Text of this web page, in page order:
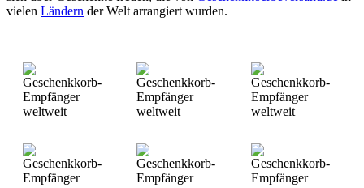
vielen Ländern der Welt arrangiert wurden.